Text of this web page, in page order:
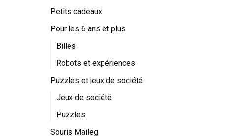
Petits cadeaux
Pour les 6 ans et plus
Billes
Robots et expériences
Puzzles et jeux de société
Jeux de société
Puzzles
Souris Maileg